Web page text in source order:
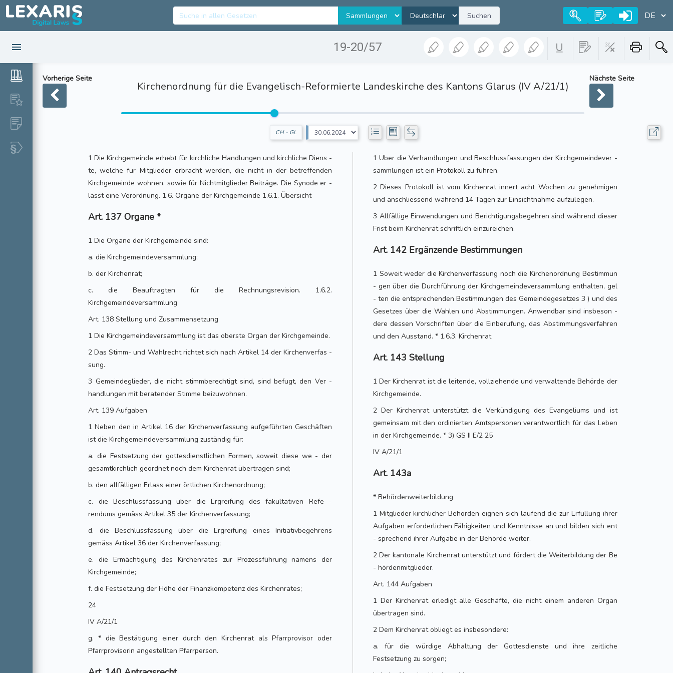
Suchen
19-20/57
Vorherige Seite
Kirchenordnung für die Evangelisch-Reformierte Landeskirche des Kantons Glarus (IV A/21/1)
Nächste Seite
CH - GL
1 Die Kirchgemeinde erhebt für kirchliche Handlungen und kirchliche Diens -
te, welche für Mitglieder erbracht werden, die nicht in der betreffenden
Kirchgemeinde wohnen, sowie für Nichtmitglieder Beiträge. Die Synode er -
lässt eine Verordnung. 1.6. Organe der Kirchgemeinde 1.6.1. Übersicht
Art. 137 Organe *
1 Die Organe der Kirchgemeinde sind:
a. die Kirchgemeindeversammlung;
b. der Kirchenrat;
c. die Beauftragten für die Rechnungsrevision. 1.6.2.
Kirchgemeindeversammlung
Art. 138 Stellung und Zusammensetzung
1 Die Kirchgemeindeversammlung ist das oberste Organ der Kirchgemeinde.
2 Das Stimm- und Wahlrecht richtet sich nach Artikel 14 der Kirchenverfas -
sung.
3 Gemeindeglieder, die nicht stimmberechtigt sind, sind befugt, den Ver -
handlungen mit beratender Stimme beizuwohnen.
Art. 139 Aufgaben
1 Neben den in Artikel 16 der Kirchenverfassung aufgeführten Geschäften
ist die Kirchgemeindeversammlung zuständig für:
a. die Festsetzung der gottesdienstlichen Formen, soweit diese we - der
gesamtkirchlich geordnet noch dem Kirchenrat übertragen sind;
b. den allfälligen Erlass einer örtlichen Kirchenordnung;
c. die Beschlussfassung über die Ergreifung des fakultativen Refe -
rendums gemäss Artikel 35 der Kirchenverfassung;
d. die Beschlussfassung über die Ergreifung eines Initiativbegehrens
gemäss Artikel 36 der Kirchenverfassung;
e. die Ermächtigung des Kirchenrates zur Prozessführung namens der
Kirchgemeinde;
f. die Festsetzung der Höhe der Finanzkompetenz des Kirchenrates;
24
IV A/21/1
g. * die Bestätigung einer durch den Kirchenrat als Pfarrprovisor oder
Pfarrprovisorin angestellten Pfarrperson.
1 Über die Verhandlungen und Beschlussfassungen der Kirchgemeindever -
sammlungen ist ein Protokoll zu führen.
2 Dieses Protokoll ist vom Kirchenrat innert acht Wochen zu genehmigen
und anschliessend während 14 Tagen zur Einsichtnahme aufzulegen.
3 Allfällige Einwendungen und Berichtigungsbegehren sind während dieser
Frist beim Kirchenrat schriftlich einzureichen.
Art. 142 Ergänzende Bestimmungen
1 Soweit weder die Kirchenverfassung noch die Kirchenordnung Bestimmun
- gen über die Durchführung der Kirchgemeindeversammlung enthalten, gel
- ten die entsprechenden Bestimmungen des Gemeindegesetzes 3 ) und des
Gesetzes über die Wahlen und Abstimmungen. Anwendbar sind insbeson -
dere dessen Vorschriften über die Einberufung, das Abstimmungsverfahren
und den Ausstand. * 1.6.3. Kirchenrat
Art. 143 Stellung
1 Der Kirchenrat ist die leitende, vollziehende und verwaltende Behörde der
Kirchgemeinde.
2 Der Kirchenrat unterstützt die Verkündigung des Evangeliums und ist
gemeinsam mit den ordinierten Amtspersonen verantwortlich für das Leben
in der Kirchgemeinde. * 3) GS II E/2 25
IV A/21/1
Art. 143a
* Behördenweiterbildung
1 Mitglieder kirchlicher Behörden eignen sich laufend die zur Erfüllung ihrer
Aufgaben erforderlichen Fähigkeiten und Kenntnisse an und bilden sich ent
- sprechend ihrer Aufgabe in der Behörde weiter.
2 Der kantonale Kirchenrat unterstützt und fördert die Weiterbildung der Be
- hördenmitglieder.
Art. 144 Aufgaben
1 Der Kirchenrat erledigt alle Geschäfte, die nicht einem anderen Organ
übertragen sind.
2 Dem Kirchenrat obliegt es insbesondere:
a. für die würdige Abhaltung der Gottesdienste und ihre zeitliche
Festsetzung zu sorgen;